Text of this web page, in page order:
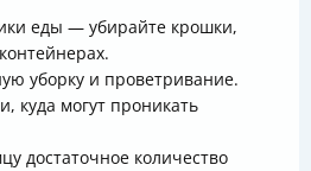
еды — убирайте крошки,
уборку и проветривание.
куда могут проникать
достаточное количество